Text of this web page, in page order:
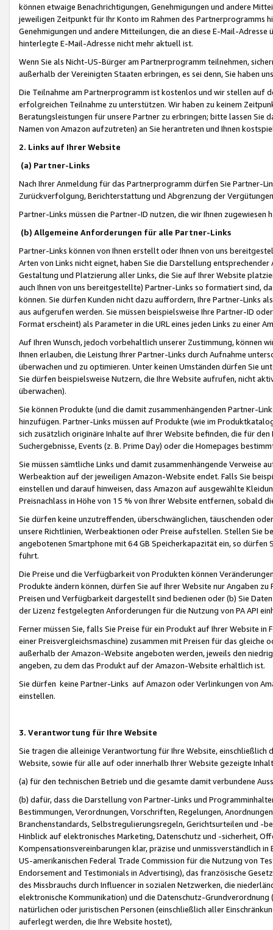
können etwaige Benachrichtigungen, Genehmigungen und andere
jeweiligen Zeitpunkt für Ihr Konto im Rahmen des Partnerprogramms
Genehmigungen und andere Mitteilungen, die an diese E-Mail-
hinterlegte E-Mail-Adresse nicht mehr aktuell ist.
Wenn Sie als Nicht-US-Bürger am Partnerprogramm teilnehmen,
außerhalb der Vereinigten Staaten erbringen, es sei denn, Sie haben
Die Teilnahme am Partnerprogramm ist kostenlos und wir stellen auf
erfolgreichen Teilnahme zu unterstützen. Wir haben zu keinem
Beratungsleistungen für unsere Partner zu erbringen; bitte lassen Sie
Namen von Amazon aufzutreten) an Sie herantreten und Ihnen
2. Links auf Ihrer Website
(a) Partner-Links
Nach Ihrer Anmeldung für das Partnerprogramm dürfen Sie Partner-
Zurückverfolgung, Berichterstattung und Abgrenzung der
Partner-Links müssen die Partner-ID nutzen, die wir Ihnen zugewiesen
(b) Allgemeine Anforderungen für alle Partner-Links
Partner-Links können von Ihnen erstellt oder Ihnen von uns
Arten von Links nicht eignet, haben Sie die Darstellung
Gestaltung und Platzierung aller Links, die Sie auf Ihrer Website
auch Ihnen von uns bereitgestellte) Partner-Links so formatiert sind,
können. Sie dürfen Kunden nicht dazu auffordern, Ihre Partner-Links
aus aufgerufen werden. Sie müssen beispielsweise Ihre Partner-ID
Format erscheint) als Parameter in die URL eines jeden Links zu einer
Auf Ihren Wunsch, jedoch vorbehaltlich unserer Zustimmung, können
Ihnen erlauben, die Leistung Ihrer Partner-Links durch Aufnahme
überwachen und zu optimieren. Unter keinen Umständen dürfen Sie
Sie dürfen beispielsweise Nutzern, die Ihre Website aufrufen, nicht
überwachen).
Sie können Produkte (und die damit zusammenhängenden Partner-
hinzufügen. Partner-Links müssen auf Produkte (wie im
sich zusätzlich originäre Inhalte auf Ihrer Website befinden, die für
Suchergebnisse, Events (z. B. Prime Day) oder die Homepages
Sie müssen sämtliche Links und damit zusammenhängende
Werbeaktion auf der jeweiligen Amazon-Website endet. Falls Sie
einstellen und darauf hinweisen, dass Amazon auf ausgewählte
Preisnachlass in Höhe von 15 % von Ihrer Website entfernen, sobald
Sie dürfen keine unzutreffenden, überschwänglichen, täuschenden
unsere Richtlinien, Werbeaktionen oder Preise aufstellen. Stellen Sie
angebotenen Smartphone mit 64 GB Speicherkapazität ein, so dürfen
führt.
Die Preise und die Verfügbarkeit von Produkten können
Produkte ändern können, dürfen Sie auf Ihrer Website nur Angaben
Preisen und Verfügbarkeit dargestellt sind bedienen oder (b) Sie
der Lizenz festgelegten Anforderungen für die Nutzung von PA API
Ferner müssen Sie, falls Sie Preise für ein Produkt auf Ihrer Website
einer Preisvergleichsmaschine) zusammen mit Preisen für das
außerhalb der Amazon-Website angeboten werden, jeweils den
angeben, zu dem das Produkt auf der Amazon-Website erhältlich ist.
Sie dürfen keine Partner-Links auf Amazon oder Verlinkungen von
einstellen.
3. Verantwortung für Ihre Website
Sie tragen die alleinige Verantwortung für Ihre Website,
Website, sowie für alle auf oder innerhalb Ihrer Website gezeigte
(a) für den technischen Betrieb und die gesamte damit verbundene
(b) dafür, dass die Darstellung von Partner-Links und
Bestimmungen, Verordnungen, Vorschriften, Regelungen,
Branchenstandards, Selbstregulierungsregeln, Gerichtsurteilen und -
Hinblick auf elektronisches Marketing, Datenschutz und -sicherheit,
Kompensationsvereinbarungen klar, präzise und unmissverständlich
US-amerikanischen Federal Trade Commission für die Nutzung von
Endorsement and Testimonials in Advertising), das französische
des Missbrauchs durch Influencer in sozialen Netzwerken, die
elektronische Kommunikation) und die Datenschutz-
natürlichen oder juristischen Personen (einschließlich aller
auferlegt werden, die Ihre Website hostet),